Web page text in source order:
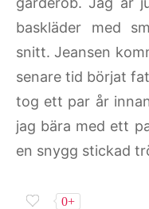
baskläder med
snitt. Jeansen
senare tid börjat
tog ett par år
jag bära med ett
en snygg stickad
0+